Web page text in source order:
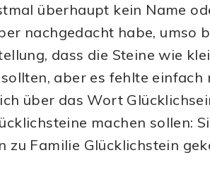
überhaupt kein Name
nachgedacht habe, umso
dass die Steine wie
aber es fehlte einfach
über das Wort
machen sollen:
zu Familie Glücklichstein